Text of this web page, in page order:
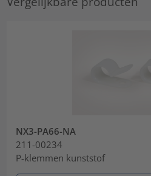
NX3-PA66-NA
211-00234
P-klemmen kunststof